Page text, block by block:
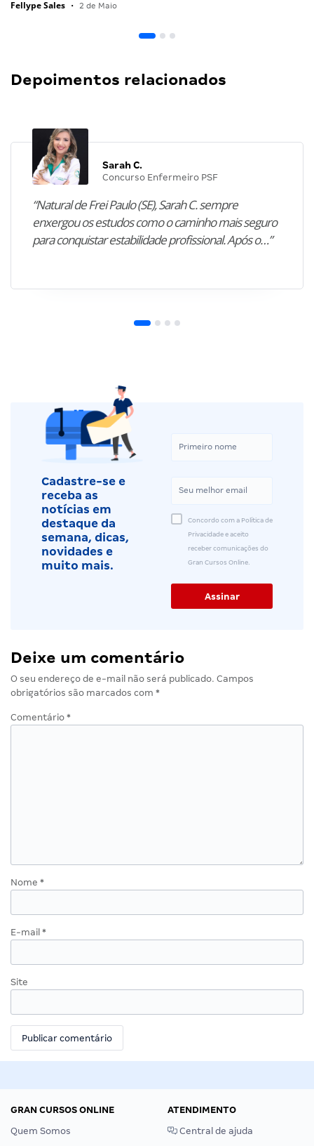
Fellype Sales • 2 de Maio
Depoimentos relacionados
Sarah C.
Concurso Enfermeiro PSF
“Natural de Frei Paulo (SE), Sarah C. sempre
enxergou os estudos como o caminho mais seguro
para conquistar estabilidade profissional. Após o…”
Cadastre-se e
receba as
notícias em
destaque da
semana, dicas,
novidades e
muito mais.
Concordo com a Política de
Privacidade e aceito
receber comunicações do
Gran Cursos Online.
Deixe um comentário
O seu endereço de e-mail não será publicado. Campos
obrigatórios são marcados com *
Comentário *
Nome *
E-mail *
Site
GRAN CURSOS ONLINE
Quem Somos
ATENDIMENTO
Central de ajuda